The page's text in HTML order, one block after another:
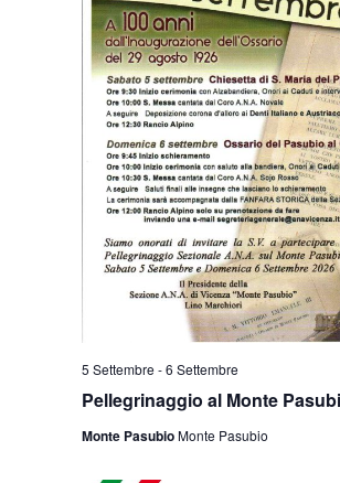
Pellegrinaggio al Monte
5 Settembre -6 Settembre
Monte PasubioMonte Pasubio